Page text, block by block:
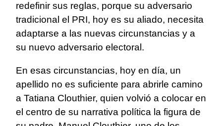
redefinir sus reglas, porque su adversario
tradicional el PRI, hoy es su aliado, necesita
adaptarse a las nuevas circunstancias y a
su nuevo adversario electoral.
En esas circunstancias, hoy en día, un
apellido no es suficiente para abrirle camino
a Tatiana Clouthier, quien volvió a colocar en
el centro de su narrativa política la figura de